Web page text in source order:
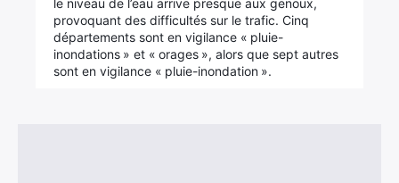
le niveau de l’eau arrive presque aux genoux,
provoquant des difficultés sur le trafic. Cinq
départements sont en vigilance « pluie-
inondations » et « orages », alors que sept autres
sont en vigilance « pluie-inondation ».